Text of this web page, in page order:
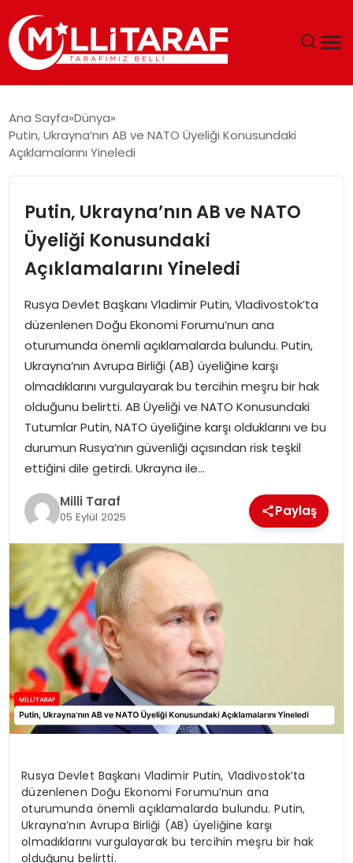
ÖZEL SAYFALAR
EKONOMI
SPOR
SIYASET
MAGAZIN
Ana Sayfa Dünya
Putin, Ukrayna’nın AB ve NATO Üyeliği Konusundaki
Açıklamalarını Yineledi
Putin, Ukrayna’nın AB ve NATO
Üyeliği Konusundaki
Açıklamalarını Yineledi
Rusya Devlet Başkanı Vladimir Putin, Vladivostok’ta
düzenlenen Doğu Ekonomi Forumu’nun ana
oturumunda önemli açıklamalarda bulundu. Putin,
Ukrayna’nın Avrupa Birliği (AB) üyeliğine karşı
olmadıklarını vurgulayarak bu tercihin meşru bir hak
olduğunu belirtti. AB Üyeliği ve NATO Konusundaki
Tutumlar Putin, NATO üyeliğine karşı olduklarını ve bu
durumun Rusya’nın güvenliği açısından risk teşkil
ettiğini dile getirdi. Ukrayna ile…
Milli Taraf
05 Eylül 2025 Paylaş
Rusya Devlet Başkanı Vladimir Putin, Vladivostok’ta
düzenlenen Doğu Ekonomi Forumu’nun ana
oturumunda önemli açıklamalarda bulundu. Putin,
Ukrayna’nın Avrupa Birliği (AB) üyeliğine karşı
olmadıklarını vurgulayarak bu tercihin meşru bir hak
olduğunu belirtti.